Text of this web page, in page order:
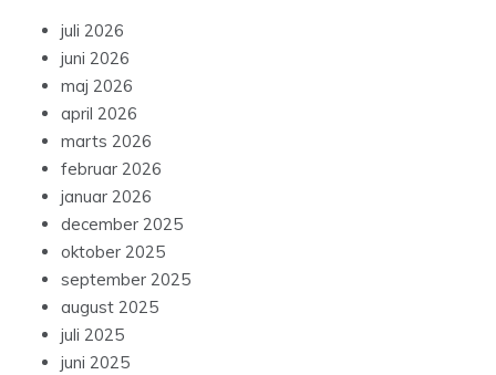
juli 2026
juni 2026
maj 2026
april 2026
marts 2026
februar 2026
januar 2026
december 2025
oktober 2025
september 2025
august 2025
juli 2025
juni 2025